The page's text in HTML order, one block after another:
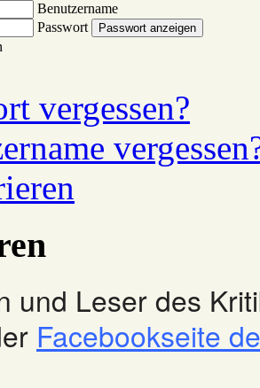
Benutzername
Passwort
Passwort anzeigen
vergessen?
und Leser des
Facebookseite